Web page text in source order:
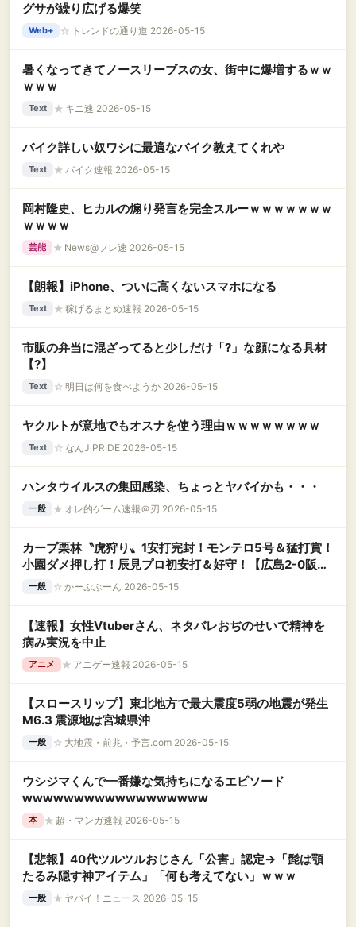
グサが繰り広げる爆笑
Web+ ☆ トレンドの通り道 2026-05-15
暑くなってきてノースリーブスの女、街中に爆増するｗｗ
ｗｗｗ
Text ★ キニ速 2026-05-15
バイク詳しい奴ワシに最適なバイク教えてくれや
Text ★ バイク速報 2026-05-15
岡村隆史、ヒカルの煽り発言を完全スルーｗｗｗｗｗｗｗ
ｗｗｗｗ
芸能 ★ News@フレ速 2026-05-15
【朗報】iPhone、ついに高くないスマホになる
Text ★ 稼げるまとめ速報 2026-05-15
市販の弁当に混ざってると少しだけ「?」な顔になる具材
【?】
Text ☆ 明日は何を食べようか 2026-05-15
ヤクルトが意地でもオスナを使う理由ｗｗｗｗｗｗｗｗ
Text ☆ なんJ PRIDE 2026-05-15
ハンタウイルスの集団感染、ちょっとヤバイかも・・・
一般 ★ オレ的ゲーム速報＠刃 2026-05-15
カープ栗林〝虎狩り〟1安打完封！モンテロ5号＆猛打賞！
小園ダメ押し打！辰見プロ初安打＆好守！【広島2-0阪神/
試合結果】
一般 ☆ かーぷぶーん 2026-05-15
【速報】女性Vtuberさん、ネタバレおぢのせいで精神を
病み実況を中止
アニメ ★ アニゲー速報 2026-05-15
【スロースリップ】東北地方で最大震度5弱の地震が発生
M6.3 震源地は宮城県沖
一般 ☆ 大地震・前兆・予言.com 2026-05-15
ウシジマくんで一番嫌な気持ちになるエピソード
wwwwwwwwwwwwwwwwww
本 ★ 超・マンガ速報 2026-05-15
【悲報】40代ツルツルおじさん「公害」認定→「髭は顎
たるみ隠す神アイテム」「何も考えてない」ｗｗｗ
一般 ★ ヤバイ！ニュース 2026-05-15